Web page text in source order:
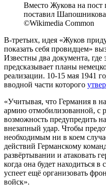
Вместо Жукова на пост
поставил
©Wikimedia Common
В-третьих, идея «Жуков
показать себя провидцем»
Известны два документа, где
предсказывает планы
реализации. 10-15 мая 1941
вводной части которого
«Учитывая, что Германия в
армию отмобилизованной, с
возможность предупредить
внезапный удар. Чтобы
необходимым ни в коем
действий Германскому
развёртывании и атаковать
когда она будет находиться
успеет ещё организовать
войск».